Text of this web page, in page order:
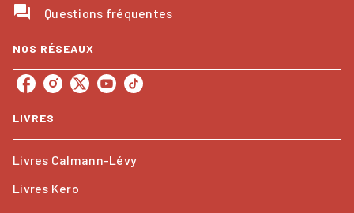
question_answer Questions fréquentes
NOS RÉSEAUX
LIVRES
Livres Calmann-Lévy
Livres Kero